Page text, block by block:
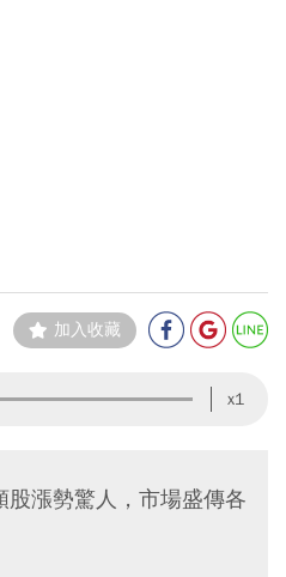
加入收藏
x1
漲勢驚人，市場盛傳各